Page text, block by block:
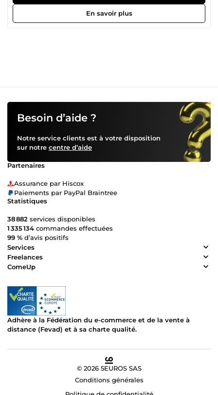
En savoir plus
Besoin d’aide ?
Notre service clients est à votre disposition
sur notre centre d’aide
Partenaires
Assurance par Hiscox
Paiements par PayPal Braintree
Statistiques
38 882 services disponibles
1 335 134 commandes effectuées
99 % d’avis positifs
Services
Freelances
ComeUp
Adhère à la Fédération du e-commerce et de la vente à
distance (Fevad) et à sa charte qualité.
© 2026 5EUROS SAS
Conditions générales